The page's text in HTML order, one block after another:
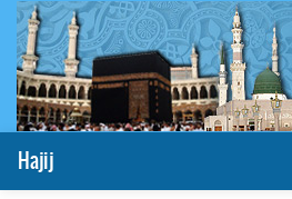
Hajij